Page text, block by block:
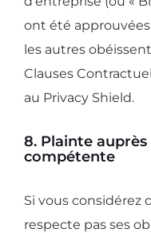
ont été approuvées
les autres
Clauses
au Privacy Shield.
8. Plainte
compétente
Si vous considérez
respecte pas ses